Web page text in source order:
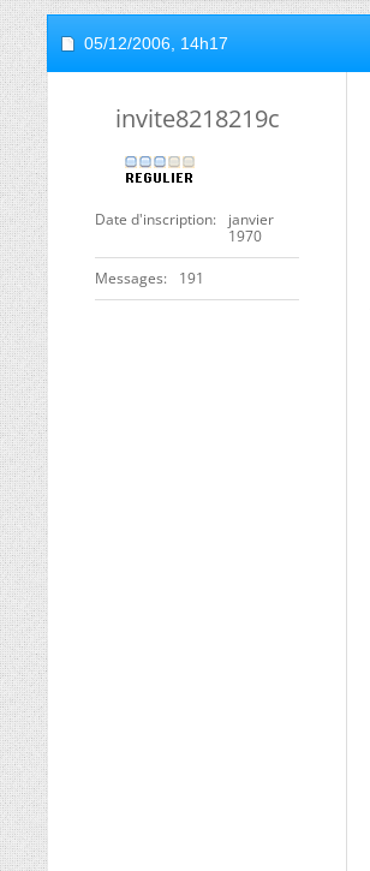
05/12/2006, 14h17
invite8218219c
Date d'inscription
janvier
1970
Messages 191